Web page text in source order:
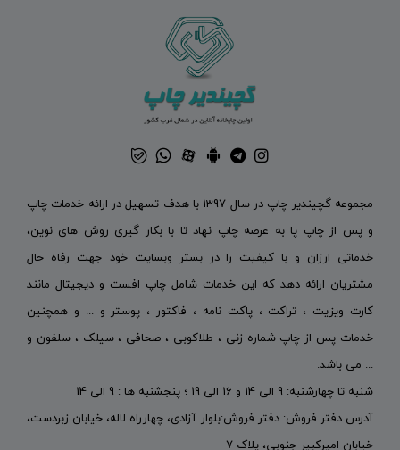
مجموعه گچیندیر چاپ در سال 1397 با هدف تسهیل در ارائه خدمات چاپ
و پس از چاپ پا به عرصه چاپ نهاد تا با بکار گیری روش های نوین،
خدماتی ارزان و با کیفیت را در بستر وبسایت خود جهت رفاه حال
مشتریان ارائه دهد که این خدمات شامل چاپ افست و دیجیتال مانند
کارت ویزیت ، تراکت ، پاکت نامه ، فاکتور ، پوستر و ... و همچنین
خدمات پس از چاپ شماره زنی ، طلاکوبی ، صحافی ، سیلک ، سلفون و
... می باشد.
شنبه تا چهارشنبه: 9 الی 14 و 16 الی 19 ؛ پنجشنبه ها : 9 الی 14
آدرس دفتر فروش: دفتر فروش:بلوار آزادی، چهارراه لاله، خیابان زبردست،
خیابان امیرکبیر جنوبی، پلاک 7